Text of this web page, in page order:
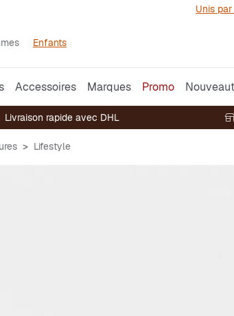
Unis
Enfants
Accessoires Marques Promo
Livraison rapide avec DHL
Lifestyle